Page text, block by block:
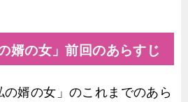
婿の女」前回のあらすじ
婿の女」のこれまでのあら